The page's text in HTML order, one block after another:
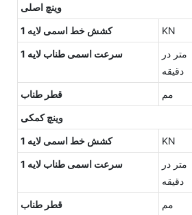
وینچ اصلی
کشش خط اسمی لایه 1
KN
سرعت اسمی طناب لایه 1
متر در
دقیقه
قطر طناب مم
وینچ کمکی
کشش خط اسمی لایه 1
KN
سرعت اسمی طناب لایه 1
متر در
دقیقه
قطر طناب مم